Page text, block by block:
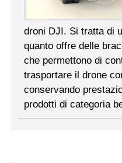
droni DJI. Si tratta di
quanto offre delle
che permettono di
trasportare il drone
conservando
prodotti di categoria